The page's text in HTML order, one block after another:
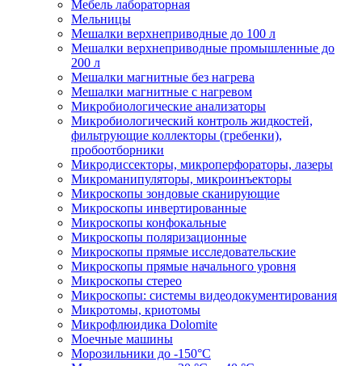
Мебель лабораторная
Мельницы
Мешалки верхнеприводные до 100 л
Мешалки верхнеприводные промышленные до
200 л
Мешалки магнитные без нагрева
Мешалки магнитные с нагревом
Микробиологические анализаторы
Микробиологический контроль жидкостей,
фильтрующие коллекторы (гребенки),
пробоотборники
Микродиссекторы, микроперфораторы, лазеры
Микроманипуляторы, микроинъекторы
Микроскопы зондовые сканирующие
Микроскопы инвертированные
Микроскопы конфокальные
Микроскопы поляризационные
Микроскопы прямые исследовательские
Микроскопы прямые начального уровня
Микроскопы стерео
Микроскопы: системы видеодокументирования
Микротомы, криотомы
Микрофлюидика Dolomite
Моечные машины
Морозильники до -150°С